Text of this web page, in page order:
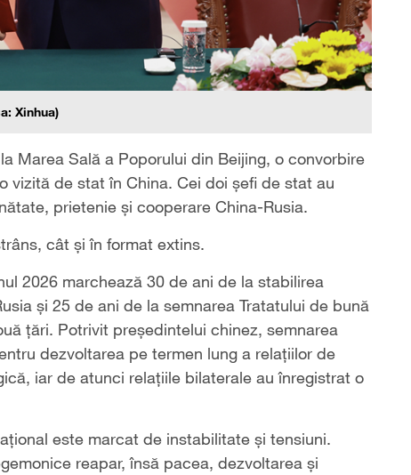
Xinhua)
Marea Sală a Poporului din Beijing, o convorbire
vizită de stat în China. Cei doi șefi de stat au
prietenie și cooperare China-Rusia.
cât și în format extins.
2026 marchează 30 de ani de la stabilirea
și 25 de ani de la semnarea Tratatului de bună
țări. Potrivit președintelui chinez, semnarea
dezvoltarea pe termen lung a relațiilor de
iar de atunci relațiile bilaterale au înregistrat o
este marcat de instabilitate și tensiuni.
reapar, însă pacea, dezvoltarea și